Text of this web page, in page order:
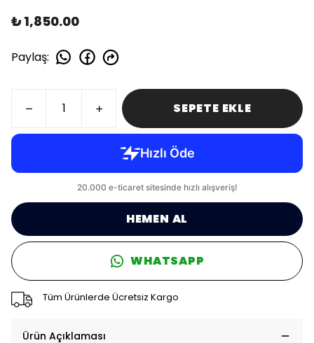
₺ 1,850.00
Paylaş:
SEPETE EKLE
HEMEN AL
WHATSAPP
Tüm Ürünlerde Ücretsiz Kargo
Ürün Açıklaması